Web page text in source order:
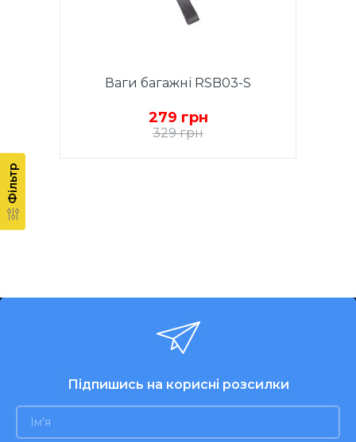
Фільтр
корпусу: пластик. Гарантія - 1
рік.
Ваги багажні RSB03-S
279 грн
329 грн
нержавіюча сталь. Гарантія - 1
Підпишись на корисні розсилки